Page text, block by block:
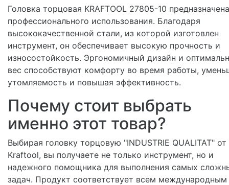
Головка торцовая KRAFTOOL 27805-10
профессионального использования. Благодаря
высококачественной стали, из которой изготовлен
инструмент, он обеспечивает высокую прочность и
износостойкость. Эргономичный дизайн и
вес способствуют комфорту во время работы,
утомляемость и повышая эффективность.
Почему стоит выбрать
именно этот товар?
Выбирая головку торцовую "INDUSTRIE QUALITAT" от
Kraftool, вы получаете не только инструмент, но и
надежного помощника для выполнения самых
задач. Продукт соответствует всем международным